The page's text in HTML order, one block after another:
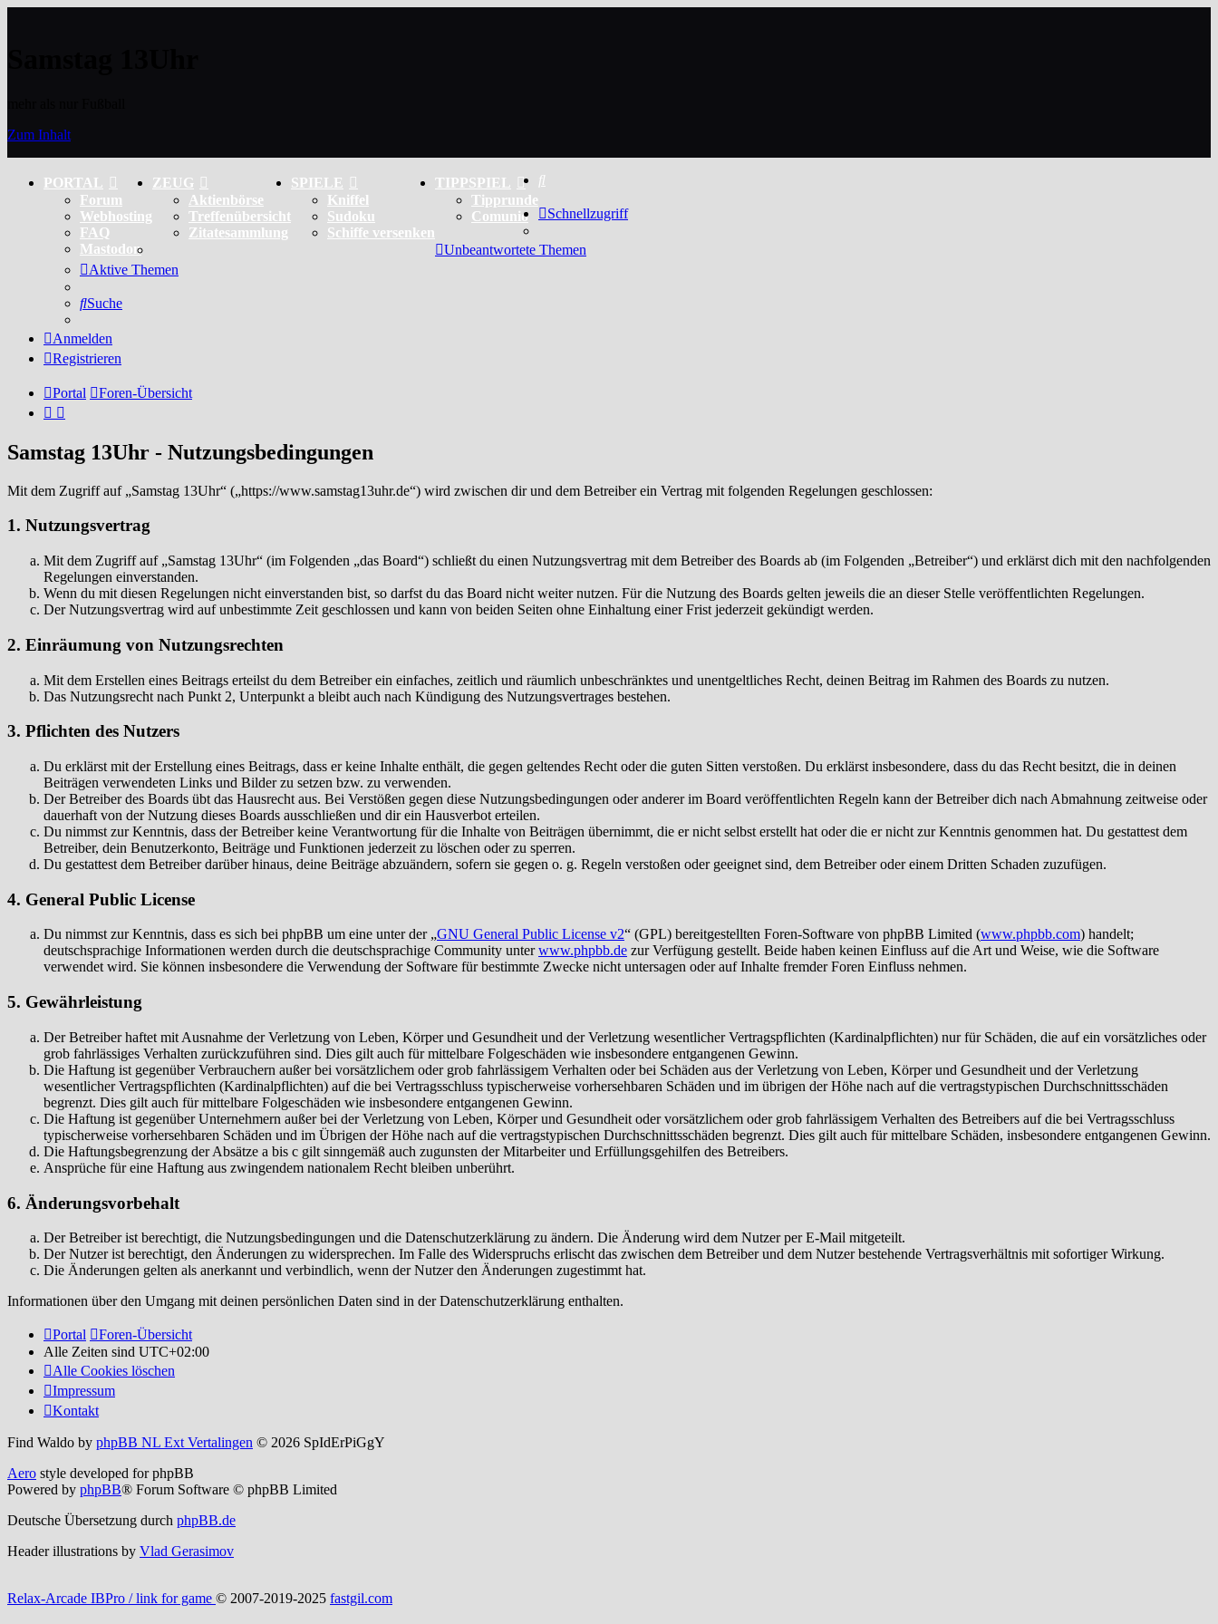
Zum Inhalt
PORTAL
Forum
Webhosting
FAQ
Mastodon
ZEUG
Aktienbörse
Treffenübersicht
Zitatesammlung
SPIELE
Kniffel
Sudoku
Schiffe versenken
TIPPSPIEL
Tipprunde
Comunio
Schnellzugriff
Unbeantwortete Themen
Aktive Themen
Suche
Anmelden
Registrieren
Portal Foren-Übersicht
Samstag 13Uhr - Nutzungsbedingungen
Mit dem Zugriff auf „Samstag 13Uhr“ („https://www.samstag13uhr.de“) wird zwischen dir und dem Betreiber ein Vertrag mit folgenden Regelungen geschlossen:
1. Nutzungsvertrag
Mit dem Zugriff auf „Samstag 13Uhr“ (im Folgenden „das Board“) schließt du einen Nutzungsvertrag mit dem Betreiber des Boards ab (im Folgenden „Betreiber“) und erklärst dich mit den nachfolgenden
Regelungen einverstanden.
Wenn du mit diesen Regelungen nicht einverstanden bist, so darfst du das Board nicht weiter nutzen. Für die Nutzung des Boards gelten jeweils die an dieser Stelle veröffentlichten Regelungen.
Der Nutzungsvertrag wird auf unbestimmte Zeit geschlossen und kann von beiden Seiten ohne Einhaltung einer Frist jederzeit gekündigt werden.
2. Einräumung von Nutzungsrechten
Mit dem Erstellen eines Beitrags erteilst du dem Betreiber ein einfaches, zeitlich und räumlich unbeschränktes und unentgeltliches Recht, deinen Beitrag im Rahmen des Boards zu nutzen.
Das Nutzungsrecht nach Punkt 2, Unterpunkt a bleibt auch nach Kündigung des Nutzungsvertrages bestehen.
3. Pflichten des Nutzers
Du erklärst mit der Erstellung eines Beitrags, dass er keine Inhalte enthält, die gegen geltendes Recht oder die guten Sitten verstoßen. Du erklärst insbesondere, dass du das Recht besitzt, die in deinen
Beiträgen verwendeten Links und Bilder zu setzen bzw. zu verwenden.
Der Betreiber des Boards übt das Hausrecht aus. Bei Verstößen gegen diese Nutzungsbedingungen oder anderer im Board veröffentlichten Regeln kann der Betreiber dich nach Abmahnung zeitweise oder
dauerhaft von der Nutzung dieses Boards ausschließen und dir ein Hausverbot erteilen.
Du nimmst zur Kenntnis, dass der Betreiber keine Verantwortung für die Inhalte von Beiträgen übernimmt, die er nicht selbst erstellt hat oder die er nicht zur Kenntnis genommen hat. Du gestattest dem
Betreiber, dein Benutzerkonto, Beiträge und Funktionen jederzeit zu löschen oder zu sperren.
Du gestattest dem Betreiber darüber hinaus, deine Beiträge abzuändern, sofern sie gegen o. g. Regeln verstoßen oder geeignet sind, dem Betreiber oder einem Dritten Schaden zuzufügen.
4. General Public License
Du nimmst zur Kenntnis, dass es sich bei phpBB um eine unter der „GNU General Public License v2“ (GPL) bereitgestellten Foren-Software von phpBB Limited (www.phpbb.com) handelt;
deutschsprachige Informationen werden durch die deutschsprachige Community unterwww.phpbb.de zur Verfügung gestellt. Beide haben keinen Einfluss auf die Art und Weise, wie die Software
verwendet wird. Sie können insbesondere die Verwendung der Software für bestimmte Zwecke nicht untersagen oder auf Inhalte fremder Foren Einfluss nehmen.
5. Gewährleistung
Der Betreiber haftet mit Ausnahme der Verletzung von Leben, Körper und Gesundheit und der Verletzung wesentlicher Vertragspflichten (Kardinalpflichten) nur für Schäden, die auf ein vorsätzliches oder
grob fahrlässiges Verhalten zurückzuführen sind. Dies gilt auch für mittelbare Folgeschäden wie insbesondere entgangenen Gewinn.
Die Haftung ist gegenüber Verbrauchern außer bei vorsätzlichem oder grob fahrlässigem Verhalten oder bei Schäden aus der Verletzung von Leben, Körper und Gesundheit und der Verletzung
wesentlicher Vertragspflichten (Kardinalpflichten) auf die bei Vertragsschluss typischerweise vorhersehbaren Schäden und im übrigen der Höhe nach auf die vertragstypischen Durchschnittsschäden
begrenzt. Dies gilt auch für mittelbare Folgeschäden wie insbesondere entgangenen Gewinn.
Die Haftung ist gegenüber Unternehmern außer bei der Verletzung von Leben, Körper und Gesundheit oder vorsätzlichem oder grob fahrlässigem Verhalten des Betreibers auf die bei Vertragsschluss
typischerweise vorhersehbaren Schäden und im Übrigen der Höhe nach auf die vertragstypischen Durchschnittsschäden begrenzt. Dies gilt auch für mittelbare Schäden, insbesondere entgangenen Gewinn.
Die Haftungsbegrenzung der Absätze a bis c gilt sinngemäß auch zugunsten der Mitarbeiter und Erfüllungsgehilfen des Betreibers.
Ansprüche für eine Haftung aus zwingendem nationalem Recht bleiben unberührt.
6. Änderungsvorbehalt
Der Betreiber ist berechtigt, die Nutzungsbedingungen und die Datenschutzerklärung zu ändern. Die Änderung wird dem Nutzer per E-Mail mitgeteilt.
Der Nutzer ist berechtigt, den Änderungen zu widersprechen. Im Falle des Widerspruchs erlischt das zwischen dem Betreiber und dem Nutzer bestehende Vertragsverhältnis mit sofortiger Wirkung.
Die Änderungen gelten als anerkannt und verbindlich, wenn der Nutzer den Änderungen zugestimmt hat.
Informationen über den Umgang mit deinen persönlichen Daten sind in der Datenschutzerklärung enthalten.
Portal
Foren-Übersicht
Alle Zeiten sind UTC+02:00
Alle Cookies löschen
Impressum
Kontakt
Find Waldo by phpBB NL Ext Vertalingen © 2026 SpIdErPiGgY
Aero style developed for phpBB
Powered by phpBB® Forum Software © phpBB Limited
Deutsche Übersetzung durch phpBB.de
Header illustrations by Vlad Gerasimov
Relax-Arcade IBPro / link for game © 2007-2019-2025 fastgil.com